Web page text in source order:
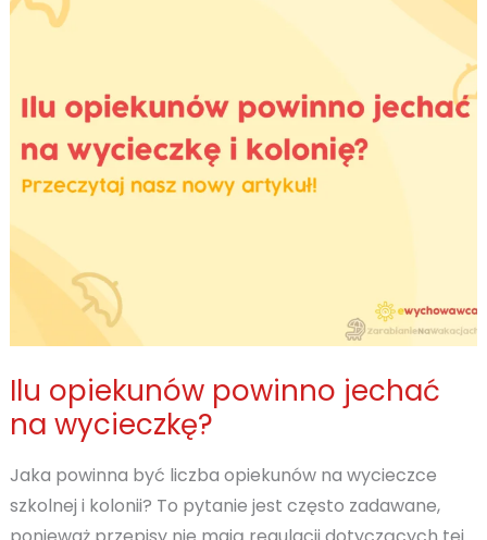
Ilu opiekunów powinno jechać
na wycieczkę?
Jaka powinna być liczba opiekunów na wycieczce
szkolnej i kolonii? To pytanie jest często zadawane,